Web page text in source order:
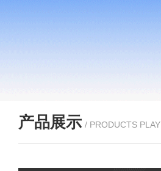
产品展示 / PRODUCTS PLAY